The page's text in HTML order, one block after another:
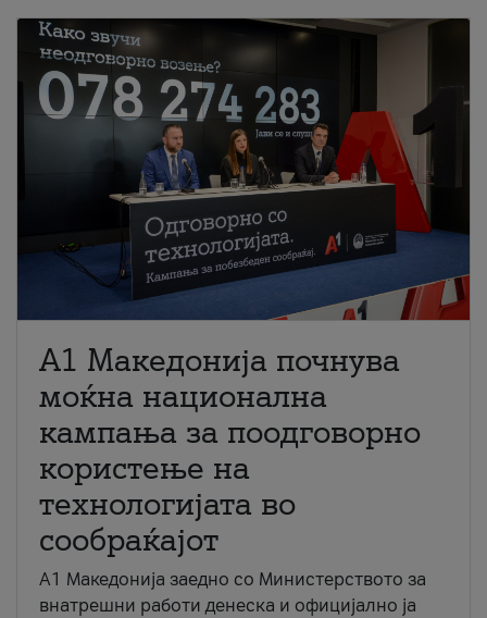
A1 Македонија почнува
моќна национална
кампања за поодговорно
користење на
технологијата во
сообраќајот
A1 Македонија заедно со Министерството за
внатрешни работи денеска и официјално ја